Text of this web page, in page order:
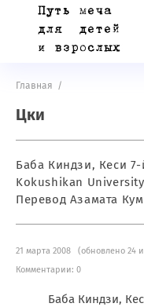
Главная /
Цки
Баба Киндзи, Кеси
Kokushikan
Перевод Азамата
21 марта 2008 (обновлено
Комментарии: 0
Баба Киндзи,